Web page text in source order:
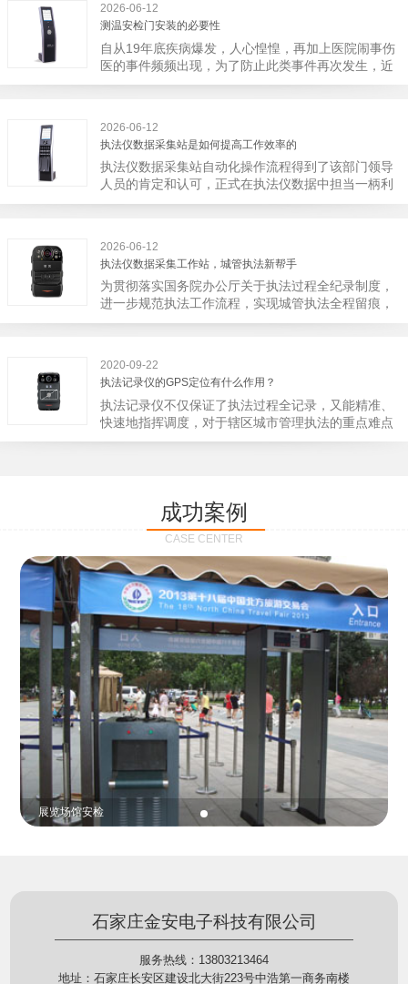
2026-06-12
测温安检门安装的必要性
自从19年底疾病爆发，人心惶惶，再加上医院闹事伤
医的事件频频出现，为了防止此类事件再次发生，近
日，广西南宁市卫建委发出通知，要求当地市属各三
大体只有两个，其一，安装安检门是否会激化矛盾。
其二，安装安检门可以防范于未然。1月6号当天，南
宁市第二医院刚试行安检的首日，检查出10多把各类
刀具和一把管制类刀具。近来伤医事件屡屡发生，安
装安检门可以缓解医生安全感不足的问题，同时安检
2026-06-12
执法仪数据采集站是如何提高工作效率的
执法仪数据采集站自动化操作流程得到了该部门领导
人员的肯定和认可，正式在执法仪数据中担当一柄利
剑。 执法仪数据采集站对于执法仪数据资料的管理
备能自动读取目标对象，并同步到采集站中，此外设
备具有断点续传的功能，如果碰到网络故障，可以从
已经上传或下载的部分开始继续上传下载未完成的部
分，而没有必要从头开始上传下载，能节省时间，提
高速度。再者待数据传输完毕之后，执法仪数据采集
下次直接使用，提高执法仪数据效率。执法仪数据采
集站还具有强大的数据存储管理系统，后台统计不同
上传时段、不同重要级别的数据，将统计结果以图表
或者报表的形式呈现；设备设置有用户操作权限管
理，自动将用户警员编号与执法仪编号绑定，保障数
据的合法性，同时系统可设置每个警员的权限，明确
2026-06-12
执法仪数据采集工作站，城管执法新帮手
为贯彻落实国务院办公厅关于执法过程全纪录制度，
进一步规范执法工作流程，实现城管执法全程留痕，
深入推进执法队伍规范化建设，给城管执法工作添加
止了双方矛盾的发生。现在有了执法仪数据采集工作
站，执法队员的担忧便得到有效的解决。每个采集工
作站可支持多台执法记录仪设备同时上传数据，队员
当天使用当天上传，通过数据线接入到采集工作站，
它会自动读取所有的视频、音频、图片、日志等信
作站也能自动为执法记录仪充充电、校校时，做执法
记录仪的贴心小"保姆"。随着群众法律意识的逐步提
高，行政执法行为更加"阳光、透明"，通过工作站可
以随时调取证据视频，精准查阅现场资料，直戳了当
的展示给行政相对人看，有效的减少了行政相对人对
城管执法行为的误解，树立了执法的公信力。
2020-09-22
执法记录仪的GPS定位有什么作用？
执法记录仪不仅保证了执法过程全记录，又能精准、
快速地指挥调度，对于辖区城市管理执法的重点难点
也能一目了然，在城市管理工作信息化中发挥着重要
定位模块，可通过移动网络将位置信息实时发送到监
控中心，在平台的电子地图上显示出设备的具体位
置，实时查看执法人员到岗情况及根据执法环境迅速
调配周边执法人员。同时，内置NFC芯片，可支持身
份证查验等拓展功能，在实战中发挥着重要的作用，
能广泛应用于交警公安执法、卫生监督、城管执法、
海关执法、路政、质量监督、林业园林、消防、质量
监督、公路铁路等各个领域。
成功案例
CASE CENTER
展览场馆安检
石家庄金安电子科技有限公司
服务热线：13803213464
地址：石家庄长安区建设北大街223号中浩第一商务南楼